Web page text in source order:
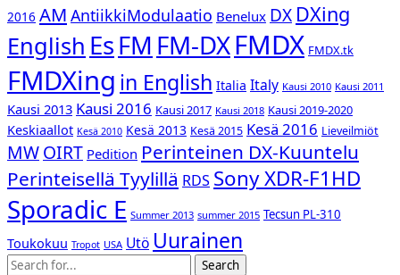
2016 AM AntiikkiModulaatio Benelux DX DXing
English EsFM FM-DXFMDX FMDX.tk
FMDXing in English Italia Italy Kausi 2010 Kausi 2011
Kausi 2013 Kausi 2016 Kausi 2017 Kausi 2018 Kausi 2019-2020
Keskiaallot Kesä 2010 Kesä 2013 Kesä 2015 Kesä 2016 Lieveilmiöt
MWOIRT Pedition Perinteinen DX-Kuuntelu
Perinteisellä Tyylillä RDS Sony XDR-F1HD
Sporadic E Summer 2013 summer 2015 Tecsun PL-310
Toukokuu Tropot USA Utö Uurainen
Search